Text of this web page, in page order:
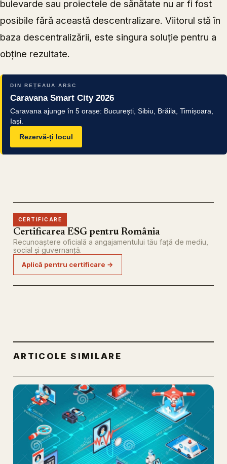
bulevarde sau proiectele de sănătate nu ar fi fost
posibile fără această descentralizare. Viitorul stă în
baza descentralizării, este singura soluție pentru a
obține rezultate.
DIN REȚEAUA ARSC
Caravana Smart City 2026
Caravana ajunge în 5 orașe: București, Sibiu, Brăila, Timișoara,
Iași.
Rezervă-ți locul
CERTIFICARE
Certificarea ESG pentru România
Recunoaștere oficială a angajamentului tău față de mediu,
social și guvernanță.
Aplică pentru certificare →
ARTICOLE SIMILARE